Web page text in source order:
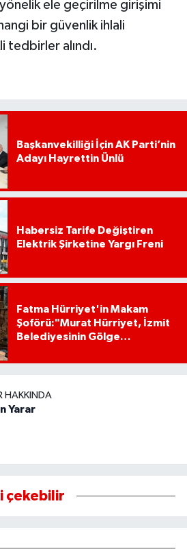
ele geçirilme girişimi
bir güvenlik ihlali
tedbirler alındı.
Başkanvekilliği İçin AK Parti’nin
Adayı Hayrettin Ünlü
Habersiz Tarife Değiştiren
Elektrik Şirketine Yargı Freni
Fatma Hürriyet'in Makam
Şoförü:"Murat Hürriyet, İzmit
Belediyesinin Gölge
HAKKINDA
Yarar
çekebilir